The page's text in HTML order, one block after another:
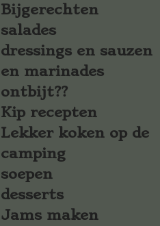
Bijgerechten
salades
dressings en sauzen
en marinades
ontbijt??
Kip recepten
Lekker koken op de
camping
soepen
desserts
Jams maken